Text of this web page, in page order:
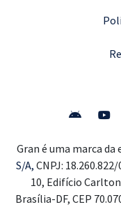
Gran é uma marca da
S/A, CNPJ:
10, Edifício Carlton
Brasília-DF, CEP